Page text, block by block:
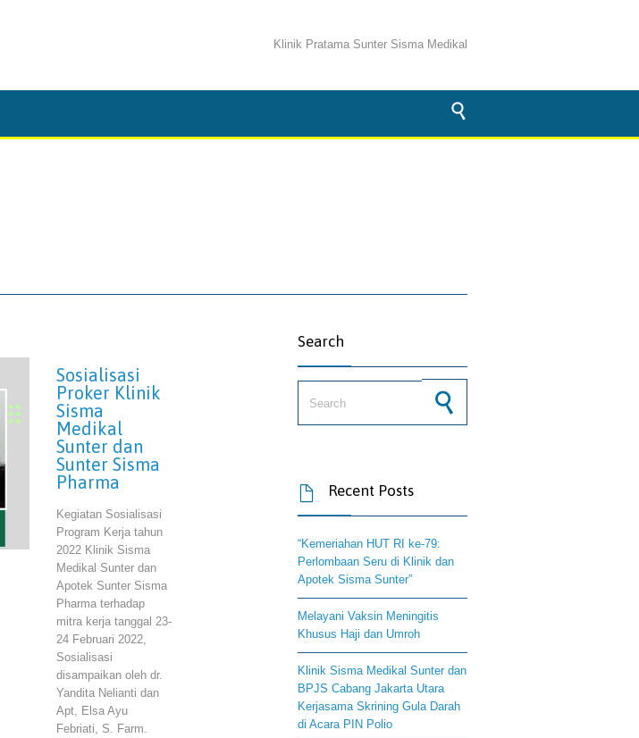
Klinik Pratama Sunter Sisma Medikal
content

Sosialisasi
Proker Klinik
Sisma
Medikal
Sunter dan
Sunter Sisma
Pharma
Kegiatan Sosialisasi
Program Kerja tahun
2022 Klinik Sisma
Medikal Sunter dan
Apotek Sunter Sisma
Pharma terhadap
mitra kerja tanggal 23-
24 Februari 2022,
Sosialisasi
disampaikan oleh dr.
Yandita Nelianti dan
Apt, Elsa Ayu
Febriati, S. Farm.
Search
 Recent Posts
“Kemeriahan HUT RI ke-79:
Perlombaan Seru di Klinik dan
Apotek Sisma Sunter”
Melayani Vaksin Meningitis
Khusus Haji dan Umroh
Klinik Sisma Medikal Sunter dan
BPJS Cabang Jakarta Utara
Kerjasama Skrining Gula Darah
di Acara PIN Polio